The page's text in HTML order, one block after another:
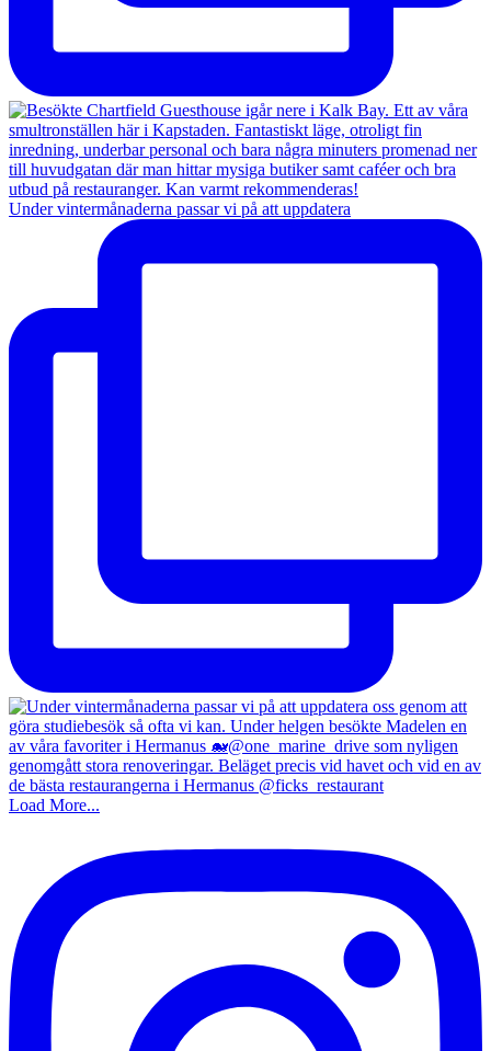
Under vintermånaderna passar vi på att uppdatera
Load More...